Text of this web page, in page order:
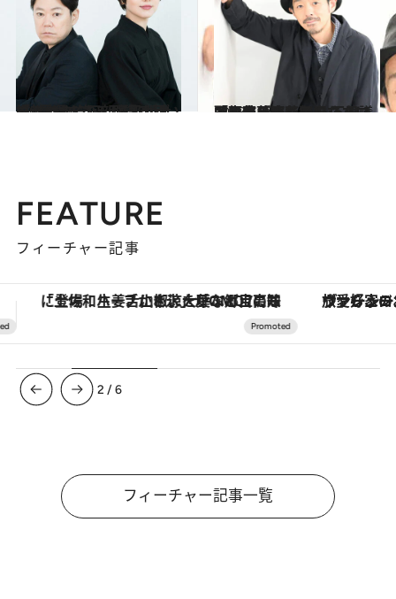
2021.9.25
「とにかく阿部さんが大好きです(笑)」 阿部サダヲ×長澤まさみが語る互いの魅力
カルチャー 2023.12.5
「面白いので獅童さんにそのまま演じてくださいと」宮藤官九郎のシネマ歌舞伎『唐茄子屋 不思議国之若旦那』
カルチャー
FEATURE
フィーチャー記事
ヴァシュロン・コンスタンタン「オーヴァーシーズ・オートマティック」。旅愛好家のお気に入りコレクションから、ジェンダーレスな新作が登場
3 /6
フィーチャー記事一覧